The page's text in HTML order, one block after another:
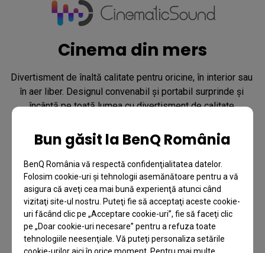
Bun găsit la BenQ România
BenQ România vă respectă confidenţialitatea datelor.
Folosim cookie-uri şi tehnologii asemănătoare pentru a vă
asigura că aveţi cea mai bună experienţă atunci când
vizitaţi site-ul nostru. Puteţi fie să acceptaţi aceste cookie-
uri făcând clic pe „Acceptare cookie-uri”, fie să faceţi clic
pe „Doar cookie-uri necesare” pentru a refuza toate
tehnologiile neesenţiale. Vă puteţi personaliza setările
cookie-urilor aici în orice moment. Pentru mai multe
Cinema din mers
Divertisment de înaltă calitate pentru oricine, în interior sau
în aer liber. Designul convenabil și portabil surprinde și
încântă pe toată lumea cu divertisment de calitate
Despre CinematicSound